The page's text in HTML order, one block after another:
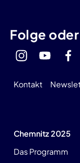
Folge
Kontakt
Chemnitz 2025
Das Programm